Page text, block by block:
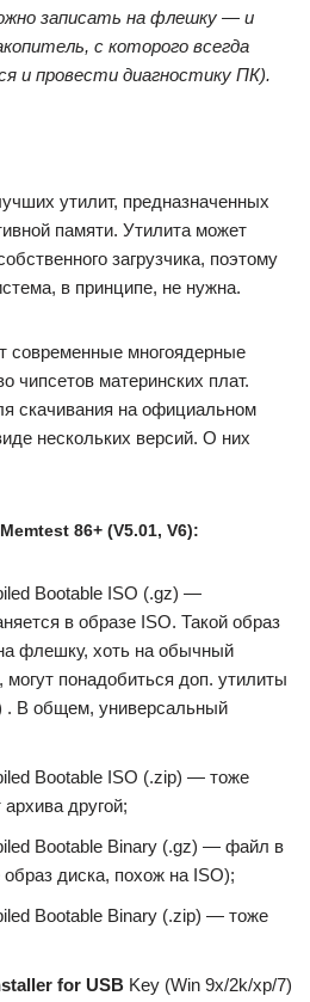
записать на флешку — и
с которого всегда
и провести диагностику ПК).
утилит, предназначенных
памяти. Утилита может
загрузчика, поэтому
в принципе, не нужна.
современные многоядерные
чипсетов материнских плат.
скачивания на официальном
нескольких версий. О них
86+ (V5.01, V6):
Bootable ISO (.gz) —
в образе ISO. Такой образ
флешку, хоть на обычный
понадобиться доп. утилиты
. В общем, универсальный
Bootable ISO (.zip) — тоже
другой;
Bootable Binary (.gz) — файл в
диска, похож на ISO);
Bootable Binary (.zip) — тоже
for USB Key (Win 9x/2k/xp/7)